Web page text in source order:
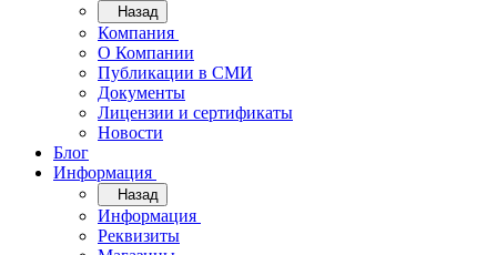
Назад
Компания
О Компании
Публикации в СМИ
Документы
Лицензии и сертификаты
Новости
Блог
Информация
Назад
Информация
Реквизиты